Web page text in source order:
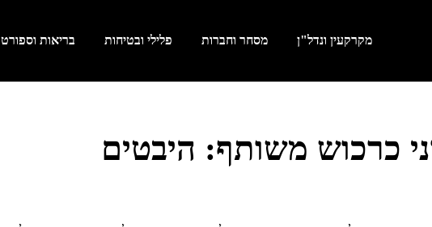
מקרקעין ונדל"ן מסחר וחברות פלילי ובטיחות בריאות וספורט
כרכוש משותף: היבטים